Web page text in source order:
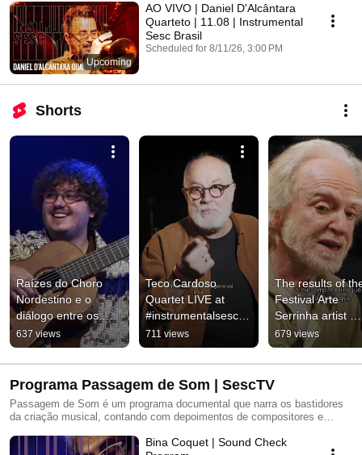
Upcoming
AO VIVO | Daniel D'Alcântara
Quarteto | 11.08 | Instrumental
Sesc Brasil
Scheduled for 8/11/26, 3:00 PM
Shorts
Raízes do Choro
Nordestino e o
diálogo entre os
instrumentos
#instrumentalsescbr
asil
637 views
Teco Cardoso
Quartet LIVE at
#instrumentalsescbr
asil
711 views
The results of
Festival Arte
Serrinha artist
residency on the
Instrumental
679 views
Programa Passagem de Som | SescTV
Passagem de Som é um programa documental que narra os bastidores
da criação musical, contando com depoimentos de compositores e
Instrumental Sesc Brasil: https://www.instrumentalsescbrasil.org.br/
Bina Coquet | Sound Check